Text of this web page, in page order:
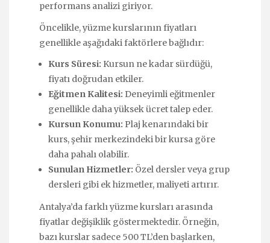
performans analizi giriyor.
Öncelikle, yüzme kurslarının fiyatları
genellikle aşağıdaki faktörlere bağlıdır:
Kurs Süresi: Kursun ne kadar sürdüğü,
fiyatı doğrudan etkiler.
Eğitmen Kalitesi: Deneyimli eğitmenler
genellikle daha yüksek ücret talep eder.
Kursun Konumu: Plaj kenarındaki bir
kurs, şehir merkezindeki bir kursa göre
daha pahalı olabilir.
Sunulan Hizmetler: Özel dersler veya grup
dersleri gibi ek hizmetler, maliyeti artırır.
Antalya’da farklı yüzme kursları arasında
fiyatlar değişiklik göstermektedir. Örneğin,
bazı kurslar sadece 500 TL’den başlarken,